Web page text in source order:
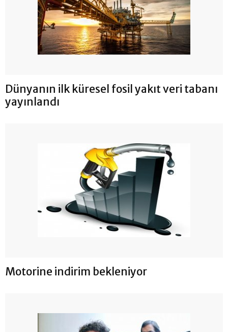
Dünyanın ilk küresel fosil yakıt veri tabanı
yayınlandı
Motorine indirim bekleniyor